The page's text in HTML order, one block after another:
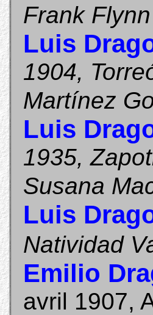
Frank
Luis
1904,
Martínez
Luis
1935,
Susana
Luis
Natividad
Emilio
avril 1907,